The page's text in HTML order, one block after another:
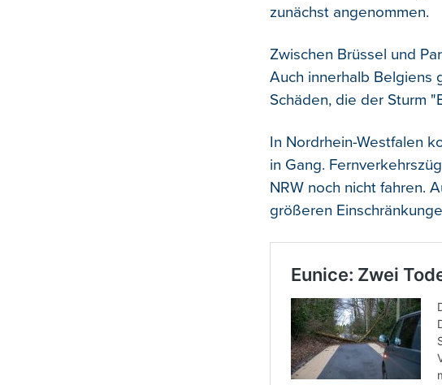
zunächst angenommen.
Zwischen Brüssel und
Auch innerhalb Belgiens
Schäden, die der Sturm
In Nordrhein-Westfalen
in Gang.
NRW noch nicht fahren.
größeren